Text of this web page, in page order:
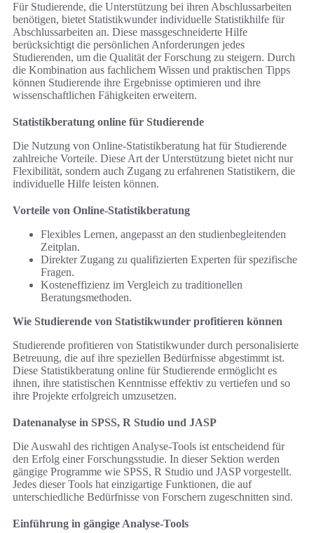
Für Studierende, die Unterstützung bei ihren Abschlussarbeiten
benötigen, bietet Statistikwunder individuelle Statistikhilfe für
Abschlussarbeiten an. Diese massgeschneiderte Hilfe
berücksichtigt die persönlichen Anforderungen jedes
Studierenden, um die Qualität der Forschung zu steigern. Durch
die Kombination aus fachlichem Wissen und praktischen Tipps
können Studierende ihre Ergebnisse optimieren und ihre
wissenschaftlichen Fähigkeiten erweitern.
Statistikberatung online für Studierende
Die Nutzung von Online-Statistikberatung hat für Studierende
zahlreiche Vorteile. Diese Art der Unterstützung bietet nicht nur
Flexibilität, sondern auch Zugang zu erfahrenen Statistikern, die
individuelle Hilfe leisten können.
Vorteile von Online-Statistikberatung
Flexibles Lernen, angepasst an den studienbegleitenden
Zeitplan.
Direkter Zugang zu qualifizierten Experten für spezifische
Fragen.
Kosteneffizienz im Vergleich zu traditionellen
Beratungsmethoden.
Wie Studierende von Statistikwunder profitieren können
Studierende profitieren von Statistikwunder durch personalisierte
Betreuung, die auf ihre speziellen Bedürfnisse abgestimmt ist.
Diese Statistikberatung online für Studierende ermöglicht es
ihnen, ihre statistischen Kenntnisse effektiv zu vertiefen und so
ihre Projekte erfolgreich umzusetzen.
Datenanalyse in SPSS, R Studio und JASP
Die Auswahl des richtigen Analyse-Tools ist entscheidend für
den Erfolg einer Forschungsstudie. In dieser Sektion werden
gängige Programme wie SPSS, R Studio und JASP vorgestellt.
Jedes dieser Tools hat einzigartige Funktionen, die auf
unterschiedliche Bedürfnisse von Forschern zugeschnitten sind.
Einführung in gängige Analyse-Tools